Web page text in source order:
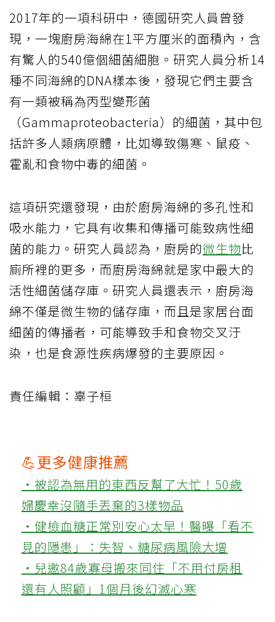
2017年的一項科研中，德國研究人員曾發
現，一塊廚房海綿在1平方厘米的面積內，含
有驚人的540億個細菌細胞。研究人員分析14
種不同海綿的DNA樣本後，發現它們主要含
有一類被稱為丙型變形菌
（Gammaproteobacteria）的細菌，其中包
括許多人類病原體，比如導致傷寒、鼠疫、
霍亂和食物中毒的細菌。
這項研究還發現，由於廚房海綿的多孔性和
吸水能力，它具有收集和傳播可能致病性細
菌的能力。研究人員認為，廚房的微生物比
廁所裡的更多，而廚房海綿就是家中最大的
活性細菌儲存庫。研究人員還表示，廚房海
綿不僅是微生物的儲存庫，而且是家居台面
細菌的傳播者，可能導致手和食物交叉汙
染，也是食源性疾病爆發的主要原因。
責任編輯：辜子桓
💪更多健康推薦
‧被認為無用的東西反幫了大忙！50歲
婦慶幸沒隨手丟棄的3樣物品
‧健檢血糖正常別安心太早！醫曝「看不
見的隱患」：失智、糖尿病風險大增
‧兒邀84歲寡母搬來同住「不用付房租
還有人照顧」1個月後幻滅心寒